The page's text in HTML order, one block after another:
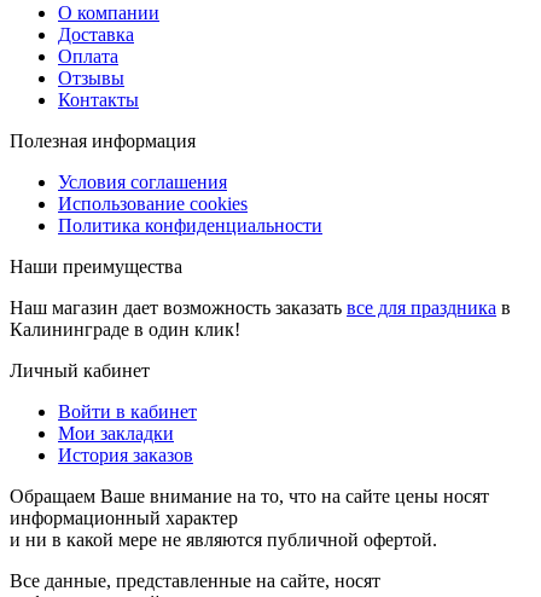
О компании
Доставка
Оплата
Отзывы
Контакты
Полезная информация
Условия соглашения
Использование cookies
Политика конфиденциальности
Наши преимущества
Наш магазин дает возможность заказать все для праздника в
Калининграде в один клик!
Личный кабинет
Войти в кабинет
Мои закладки
История заказов
Обращаем Ваше внимание на то, что на сайте цены носят
информационный характер
и ни в какой мере не являются публичной офертой.
Все данные, представленные на сайте, носят